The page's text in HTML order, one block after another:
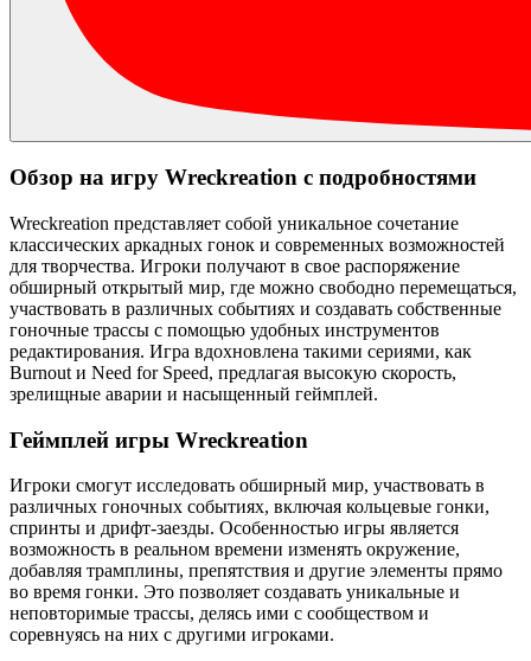
Обзор на игру Wreckreation с подробностями
Wreckreation представляет собой уникальное сочетание
классических аркадных гонок и современных возможностей
для творчества. Игроки получают в свое распоряжение
обширный открытый мир, где можно свободно перемещаться,
участвовать в различных событиях и создавать собственные
гоночные трассы с помощью удобных инструментов
редактирования. Игра вдохновлена такими сериями, как
Burnout и Need for Speed, предлагая высокую скорость,
зрелищные аварии и насыщенный геймплей.​
Геймплей игры Wreckreation
Игроки смогут исследовать обширный мир, участвовать в
различных гоночных событиях, включая кольцевые гонки,
спринты и дрифт-заезды. Особенностью игры является
возможность в реальном времени изменять окружение,
добавляя трамплины, препятствия и другие элементы прямо
во время гонки. Это позволяет создавать уникальные и
неповторимые трассы, делясь ими с сообществом и
соревнуясь на них с другими игроками.​